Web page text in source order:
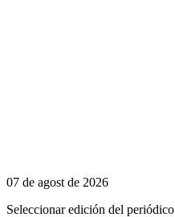
07 de agost de 2026
Seleccionar edición del periódico